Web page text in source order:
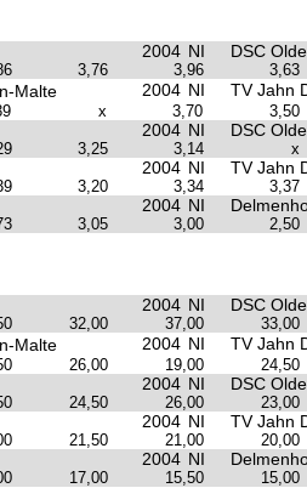
2004 NI DSC
3,76 3,96 3,63
Malte 2004 NI TV Jahn
x 3,70 3,50
2004 NI DSC
3,25 3,14 x
2004 NI TV Jahn
3,20 3,34 3,37
2004 NI
3,05 3,00 2,50
2004 NI DSC
32,00 37,00 33,00
Malte 2004 NI TV Jahn
26,00 19,00 24,50
2004 NI DSC
24,50 26,00 23,00
2004 NI TV Jahn
21,50 21,00 20,00
2004 NI
17,00 15,50 15,00